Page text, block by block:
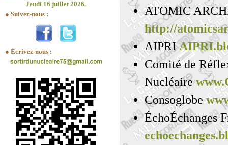
Jeudi 16 juillet 2026.
● Suivez-nous :
● Écrivez-nous :
ATOMIC
http://
AIPRI
Comité de
Nucléaire
Consoglobe
ÉchoÉchanges